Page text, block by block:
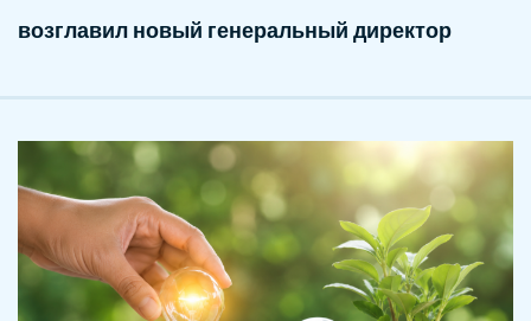
возглавил новый генеральный директор